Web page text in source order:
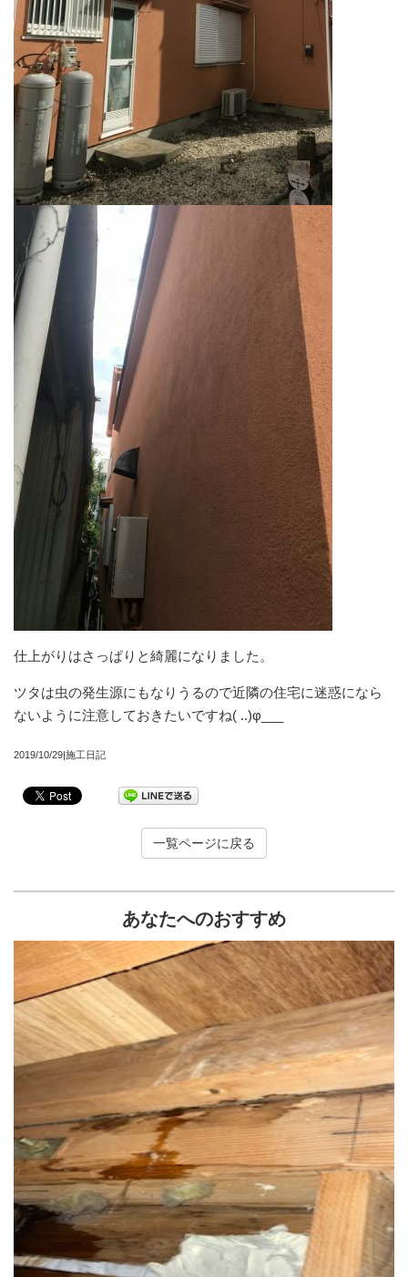
仕上がりはさっぱりと綺麗になりました。
ツタは虫の発生源にもなりうるので近隣の住宅に迷惑になら
ないように注意しておきたいですね( ..)φ___
2019/10/29|施工日記
一覧ページに戻る
あなたへのおすすめ